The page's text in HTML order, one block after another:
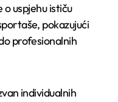
uspjehu ističu
pokazujući
profesionalnih
individualnih